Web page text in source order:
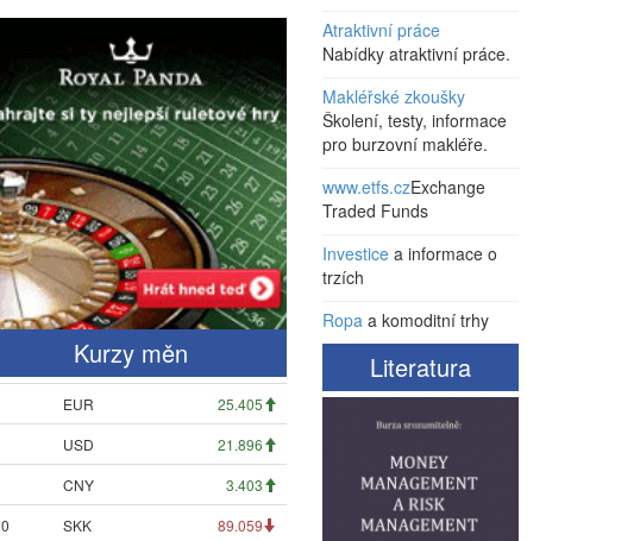
Kurzy měn
EUR
25.405
USD
21.896
CNY
3.403
SKK
89.059
Atraktivní práce
Nabídky atraktivní práce.
Makléřské zkoušky
Školení, testy, informace
pro burzovní makléře.
www.etfs.czExchange
Traded Funds
Investice a informace o
trzích
Ropa a komoditní trhy
Literatura